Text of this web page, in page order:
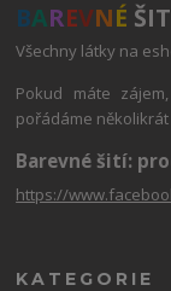
BAREVNÉ
Všechny látky na
Pokud máte
pořádáme
Barevné šití:
https://
KATEGORIE